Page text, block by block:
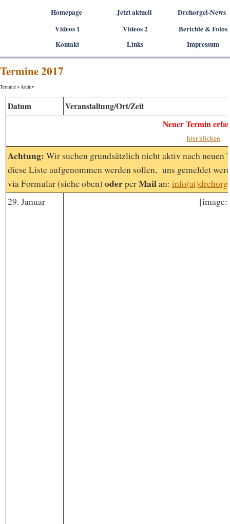
Homepage Jetzt aktuell
Drehorgel-News
Videos 1
▼
Videos 2 ▼
Berichte & Fotos
Kontakt
Links Impressum
Termine 2017
Termine > Archiv
Datum
Veranstaltung/Ort/Zeit
Neuer Termin
hier klicken
Achtung: Wir suchen grundsätzlich nicht aktiv nach neuen
diese Liste aufgenommen werden sollen, uns gemeldet
via Formular (siehe oben) oderperMailan:
29. Januar